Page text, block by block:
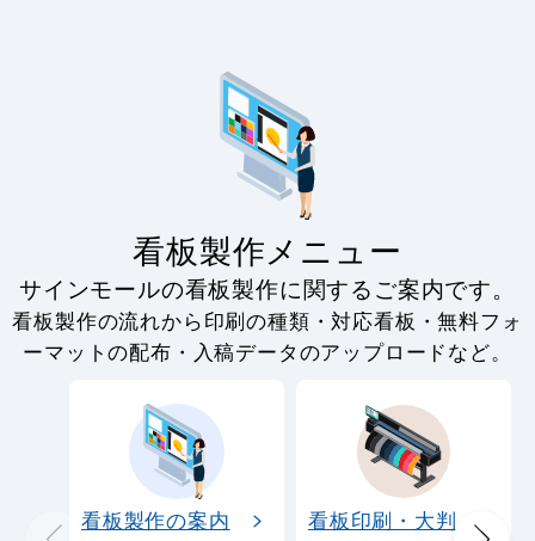
看板製作メニュー
サインモールの看板製作に関するご案内です。
看板製作の流れから印刷の種類・対応看板・無料フォ
ーマットの配布・入稿データのアップロードなど。
看板製作の案内
看板印刷・大判